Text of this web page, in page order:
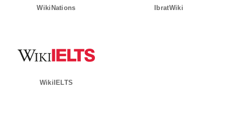
WikiNations IbratWiki
WikiIELTS